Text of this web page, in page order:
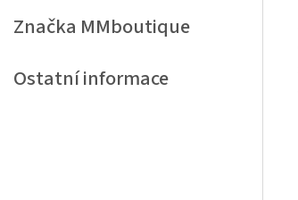
Značka MMboutique
Ostatní informace